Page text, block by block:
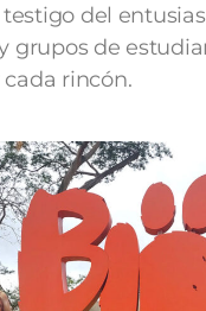
del
grupos de
rincón.